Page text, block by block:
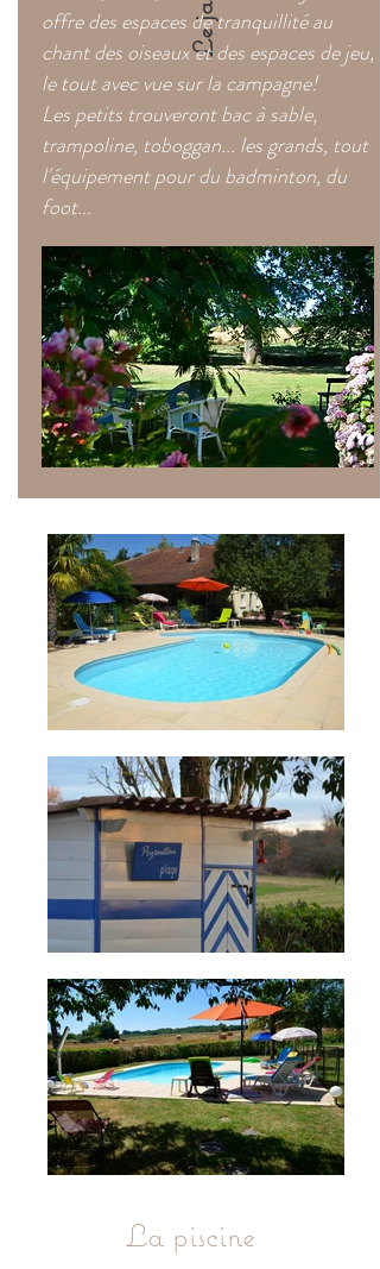
offre des espaces de tranquillité au
chant des oiseaux et des espaces de jeu,
le tout avec vue sur la campagne!
Les petits trouveront bac à sable,
trampoline, toboggan... les grands, tout
l'équipement pour du badminton, du
foot...
La piscine